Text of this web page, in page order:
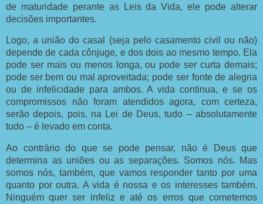
de maturidade perante as Leis da Vida, ele pode alterar
decisões importantes.
Logo, a união do casal (seja pelo casamento civil ou não)
depende de cada cônjuge, e dos dois ao mesmo tempo. Ela
pode ser mais ou menos longa, ou pode ser curta demais;
pode ser bem ou mal aproveitada; pode ser fonte de alegria
ou de infelicidade para ambos. A vida continua, e se os
compromissos não foram atendidos agora, com certeza,
serão depois, pois, na Lei de Deus, tudo – absolutamente
tudo – é levado em conta.
Ao contrário do que se pode pensar, não é Deus que
determina as uniões ou as separações. Somos nós. Mas
somos nós, também, que vamos responder tanto por uma
quanto por outra. A vida é nossa e os interesses também.
Ninguém quer ser infeliz e até os erros que cometemos